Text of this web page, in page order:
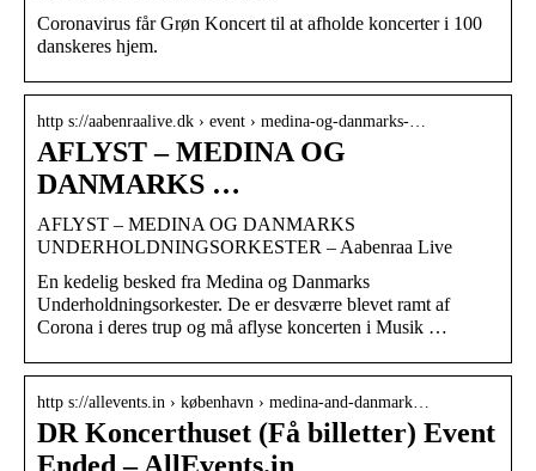
Coronavirus får Grøn Koncert til at afholde koncerter i 100
danskeres hjem.
http s://aabenraalive.dk › event › medina-og-danmarks-…
AFLYST – MEDINA OG
DANMARKS …
AFLYST – MEDINA OG DANMARKS
UNDERHOLDNINGSORKESTER – Aabenraa Live
En kedelig besked fra Medina og Danmarks
Underholdningsorkester. De er desværre blevet ramt af
Corona i deres trup og må aflyse koncerten i Musik …
http s://allevents.in › københavn › medina-and-danmark…
DR Koncerthuset (Få billetter) Event